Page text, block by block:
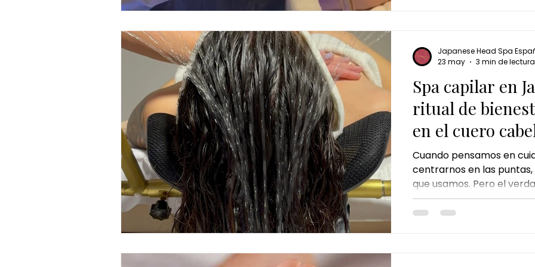
momento especial donde
combina con una
Spa capilar en
ritual de
en el cuero
Cuando pensamos en
centrarnos en las
que usamos. Pero el
empieza mucho antes:
ritmo del día a día, el
Japanese Head Spa
23 may
3 min de lectura